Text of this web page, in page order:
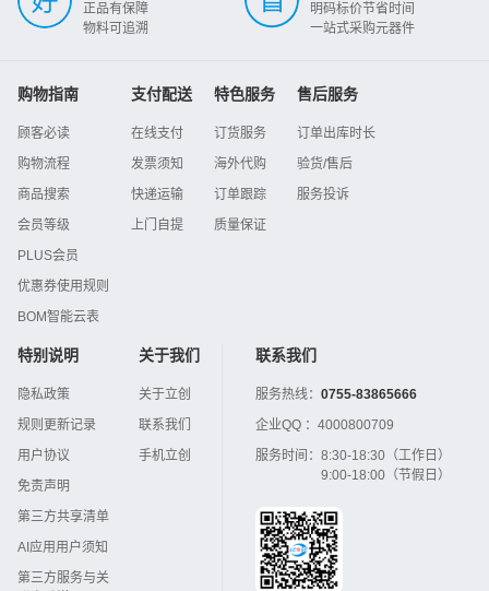
正品有保障
物料可追溯
明码标价节省时间
一站式采购元器件
购物指南
顾客必读
购物流程
商品搜索
会员等级
PLUS会员
优惠券使用规则
BOM智能云表
支付配送
在线支付
发票须知
快递运输
上门自提
特色服务
订货服务
海外代购
订单跟踪
质量保证
售后服务
订单出库时长
验货/售后
服务投诉
特别说明
隐私政策
规则更新记录
用户协议
免责声明
第三方共享清单
AI应用用户须知
第三方服务与关
关于我们
关于立创
联系我们
手机立创
联系我们
服务热线： 0755-83865666
企业QQ ： 4000800709
服务时间： 8:30-18:30（工作日）
9:00-18:00（节假日）